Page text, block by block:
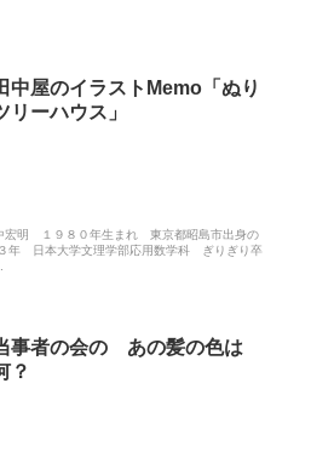
中屋のイラストMemo「ぬり
リーハウス」
宏明 １９８０年生まれ 東京都昭島市出身の
年 日本大学文理学部応用数学科 ぎりぎり卒
事者の会の あの髪の色は
？